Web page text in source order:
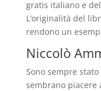
gratis italiano e
L’originalità del
rendono un
Niccolò
Sono sempre
sembrano piacere